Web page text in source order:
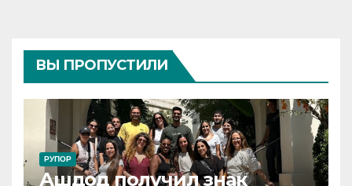
ВЫ ПРОПУСТИЛИ
РУПОР
Ашдод получил знак